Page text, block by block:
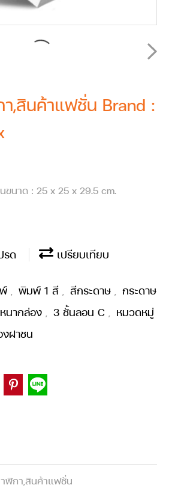
,สินค้าแฟชั่น Brand :
นาด : 25 x 25 x 29.5 cm.
รด เปรียบเทียบ
, พิมพ์ 1 สี , สีกระดาษ , กระดาษ
นากล่อง , 3 ชั้นลอน C , หมวดหมู่
ฝาชน
ฬิกา,สินค้าแฟชั่น